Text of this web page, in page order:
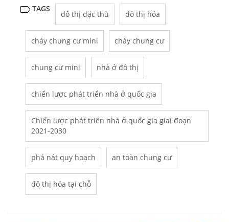
TAGS
đô thị đặc thù đô thị hóa
cháy chung cư mini cháy chung cư
chung cư mini nhà ở đô thị
chiến lược phát triển nhà ở quốc gia
Chiến lược phát triển nhà ở quốc gia giai đoạn
2021-2030
phá nát quy hoạch an toàn chung cư
đô thị hóa tại chỗ